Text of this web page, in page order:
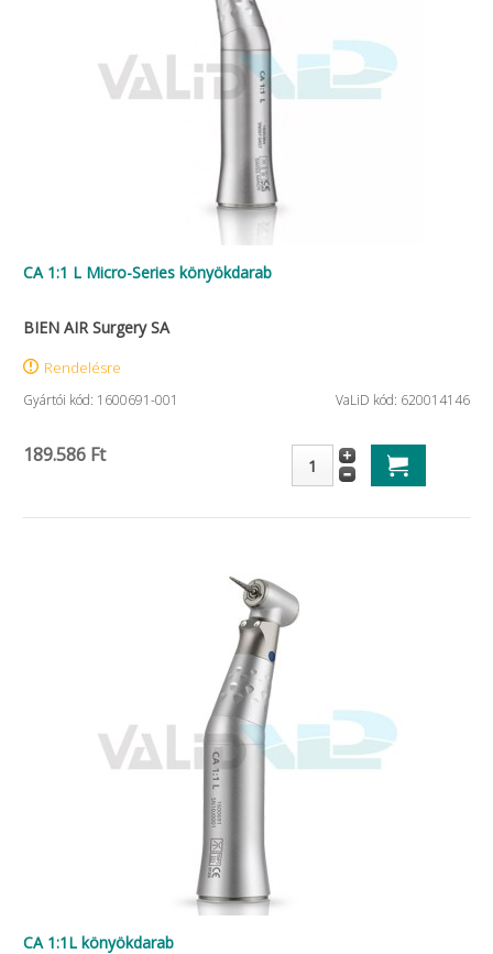
CA 1:1 L Micro-Series könyökdarab
BIEN AIR Surgery SA
Rendelésre
Gyártói kód: 1600691-001 VaLiD kód: 620014146
189.586 Ft
CA 1:1L könyökdarab